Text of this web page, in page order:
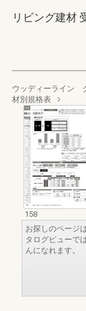
リビング建材
ウッディーライン
材別規格表
158
お探しのページ
タログビューで
んになれます。